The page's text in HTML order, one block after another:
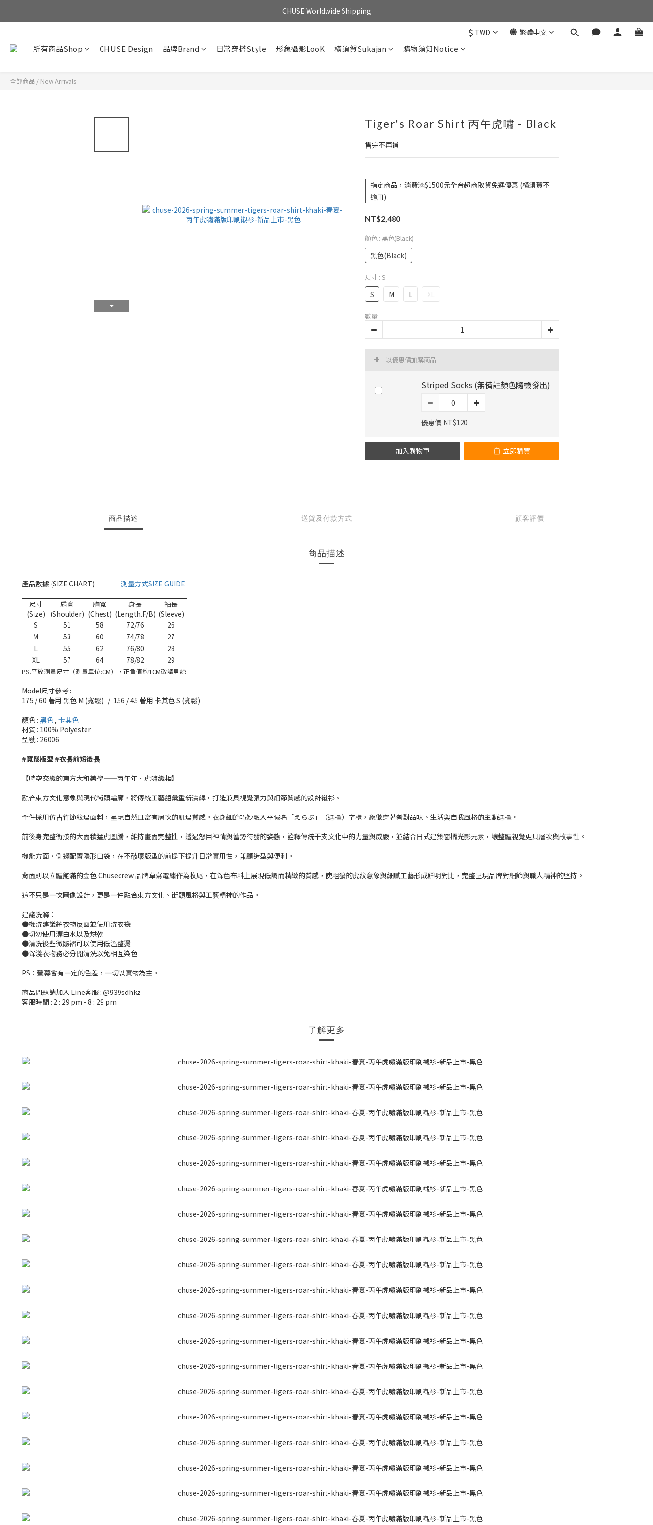
CHUSE Worldwide Shipping
$ TWD 繁體中文
所有商品Shop CHUSE Design 品牌Brand 日常穿搭Style 形象攝影LooK 橫須賀Sukajan 購物須知Notice
全部商品 / New Arrivals
Tiger's Roar Shirt 丙午虎嘯 - Black
售完不再補
指定商品，消費滿$1500元全台超商取貨免運優惠 (橫須賀不
適用)
NT$2,480
顏色 : 黑色(Black)
黑色(Black)
尺寸 : S
S M L XL
數量
以優惠價加購商品
Striped Socks (無備註顏色隨機發出)
優惠價 NT$120
加入購物車 立即購買
商品描述 送貨及付款方式 顧客評價
商品描述
產品數據 (SIZE CHART) 測量方式SIZE GUIDE
尺寸
(Size)
肩寬
(Shoulder)
胸寬
(Chest)
身長
(Length.F/B)
袖長
(Sleeve)
S
51 58 72/76
26
M
53 60 74/78
27
L
55 62 76/80
28
XL
57 64 78/82 29
PS.平放測量尺寸（測量單位:CM），正負值約1CM敬請見諒
Model尺寸參考 :
175 / 60 著用 黑色 M (寬鬆) / 156 / 45 著用 卡其色 S (寬鬆)
顏色 : 黑色 , 卡其色
材質 : 100% Polyester
型號 : 26006
#寬鬆版型 #衣長前短後長
【時空交織的東方大和美學——丙午年．虎嘯織相】
融合東方文化意象與現代街頭輪廓，將傳統工藝語彙重新演繹，打造兼具視覺張力與細節質感的設計襯衫。
全件採用仿古竹節紋理面料，呈現自然且富有層次的肌理質感。衣身細節巧妙融入平假名「えらぶ」（選擇）字樣，象徵穿著者對品味、生活與自我風格的主動選擇。
前後身完整銜接的大面積猛虎圖騰，維持畫面完整性，透過怒目神情與蓄勢待發的姿態，詮釋傳統干支文化中的力量與威嚴，並結合日式建築窗櫺光影元素，讓整體視覺更具層次與故事性。
機能方面，側邊配置隱形口袋，在不破壞版型的前提下提升日常實用性，兼顧造型與便利。
背面則以立體飽滿的金色 Chusecrew 品牌草寫電繡作為收尾，在深色布料上展現低調而精緻的質感，使粗獷的虎紋意象與細膩工藝形成鮮明對比，完整呈現品牌對細節與職人精神的堅持。
這不只是一次圖像設計，更是一件融合東方文化、街頭風格與工藝精神的作品。
建議洗滌：
●機洗建議將衣物反面並使用洗衣袋
●切勿使用漂白水以及烘乾
●清洗後些微皺褶可以使用低溫整燙
●深淺衣物務必分開清洗以免相互染色
PS：螢幕會有一定的色差，一切以實物為主。
商品問題請加入 Line客服 : @939sdhkz
客服時間 : 2 : 29 pm - 8 : 29 pm
了解更多